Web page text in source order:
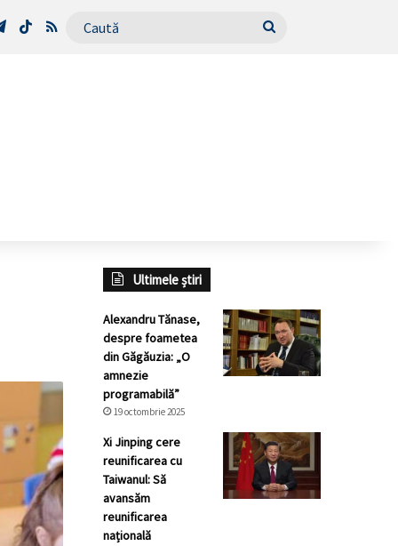
Telegram
TikTokRSS Caută
Ultimele știri
Alexandru Tănase,
despre foametea
din Găgăuzia: „O
amnezie
programabilă”
19 octombrie 2025
Xi Jinping cere
reunificarea cu
Taiwanul: Să
avansăm
reunificarea
națională